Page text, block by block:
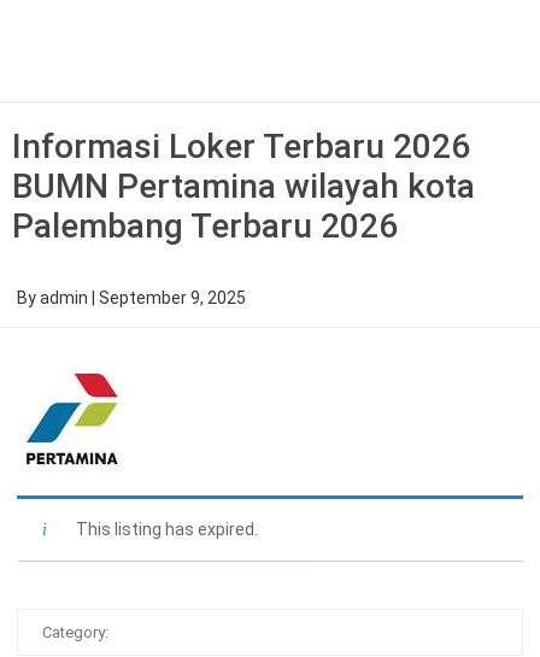
Informasi Loker Terbaru 2026
BUMN Pertamina wilayah kota
Palembang Terbaru 2026
Byadmin September 9, 2025
This listing has expired.
Category: